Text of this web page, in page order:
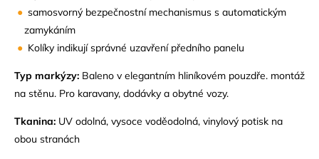
samosvorný bezpečnostní mechanismus s automatickým
zamykáním
Kolíky indikují správné uzavření předního panelu
Typ markýzy: Baleno v elegantním hliníkovém pouzdře. montáž
na stěnu. Pro karavany, dodávky a obytné vozy.
Tkanina: UV odolná, vysoce voděodolná, vinylový potisk na
obou stranách